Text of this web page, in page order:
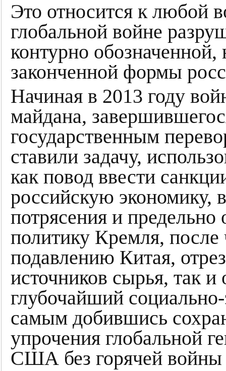
Это относится к любой
глобальной войне
контурно
законченной формы
Начиная в 2013 году
майдана,
государственным
ставили задачу,
как повод ввести
российскую экономику,
потрясения и предельно
политику Кремля, после
подавлению Китая,
источников сырья, так
глубочайший
самым добившись
упрочения глобальной
США без горячей